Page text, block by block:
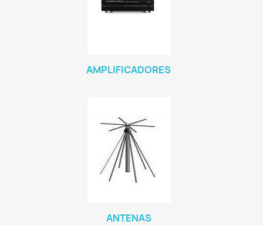
AMPLIFICADORES
ANTENAS